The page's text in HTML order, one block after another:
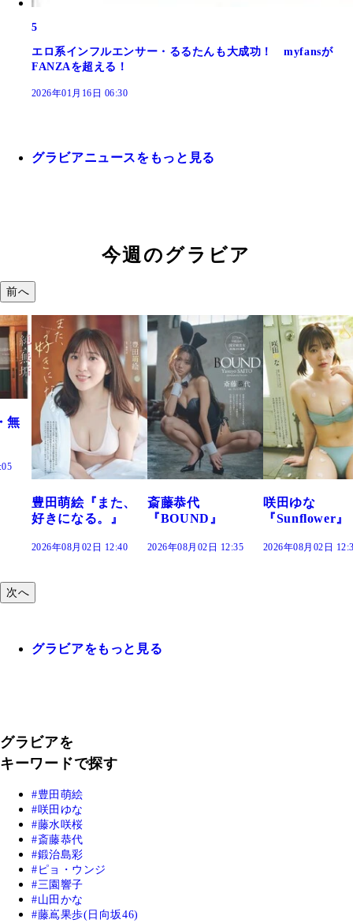
5
エロ系インフルエンサー・るるたんも大成功！ myfansが
FANZAを超える！
2026年01月16日 06:30
グラビアニュースをもっと見る
今週のグラビア
前へ
斎藤恭代
『BOUND』
2026年08月02日 12:35
咲田ゆな
『Sunflower』
2026年08月02日 12:30
藤水咲桜『花
だまり』
2026年08月02日
次へ
グラビアをもっと見る
グラビアを
キーワードで探す
豊田萌絵
咲田ゆな
藤水咲桜
斎藤恭代
鍛治島彩
ピョ・ウンジ
三園響子
山田かな
藤嶌果歩(日向坂46)